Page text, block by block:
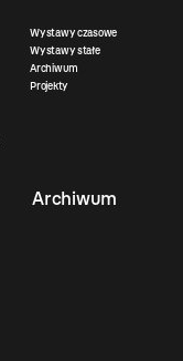
Wystawy czasowe
Wystawy stałe
Archiwum
Projekty
Archiwum